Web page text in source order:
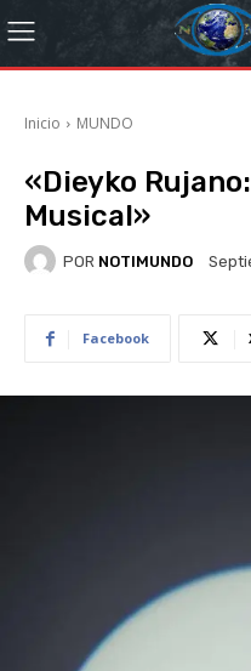
Inicio MUNDO
«Dieyko
Musical»
POR NOTIMUNDO
Facebook